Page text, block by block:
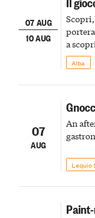
07 AUG
10 AUG
a
Alba
07
AUG
An
Lequio